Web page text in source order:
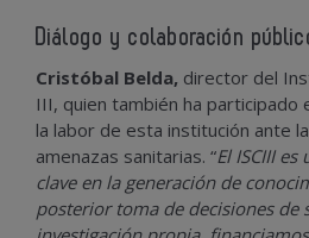
Diálogo y colaboración
Cristóbal Belda, director del
III, quien también ha participado
la labor de esta institución ante
amenazas sanitarias. “El ISCIII
clave en la generación de
posterior toma de decisiones de